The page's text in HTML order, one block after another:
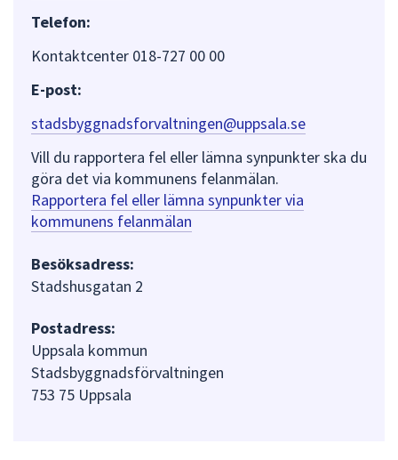
Telefon:
Kontaktcenter 018-727 00 00
E-post:
stadsbyggnadsforvaltningen@uppsala.se
Vill du rapportera fel eller lämna synpunkter ska du
göra det via kommunens felanmälan.
Rapportera fel eller lämna synpunkter via
kommunens felanmälan
Besöksadress:
Stadshusgatan 2
Postadress:
Uppsala kommun
Stadsbyggnadsförvaltningen
753 75 Uppsala